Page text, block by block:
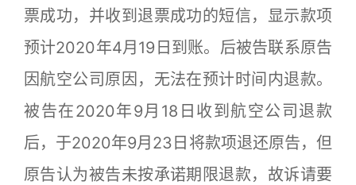
票成功，并收到退票成功的短信，显示款项
预计2020年4月19日到账。后被告联系原告
因航空公司原因，无法在预计时间内退款。
被告在2020年9月18日收到航空公司退款
后，于2020年9月23日将款项退还原告，但
原告认为被告未按承诺期限退款，故诉请要